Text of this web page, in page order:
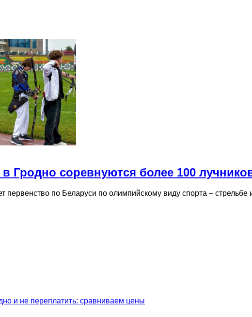
Гродно соревнуются более 100
первенство по Беларуси по олимпийскому виду спорта –
и не переплатить: сравниваем цены